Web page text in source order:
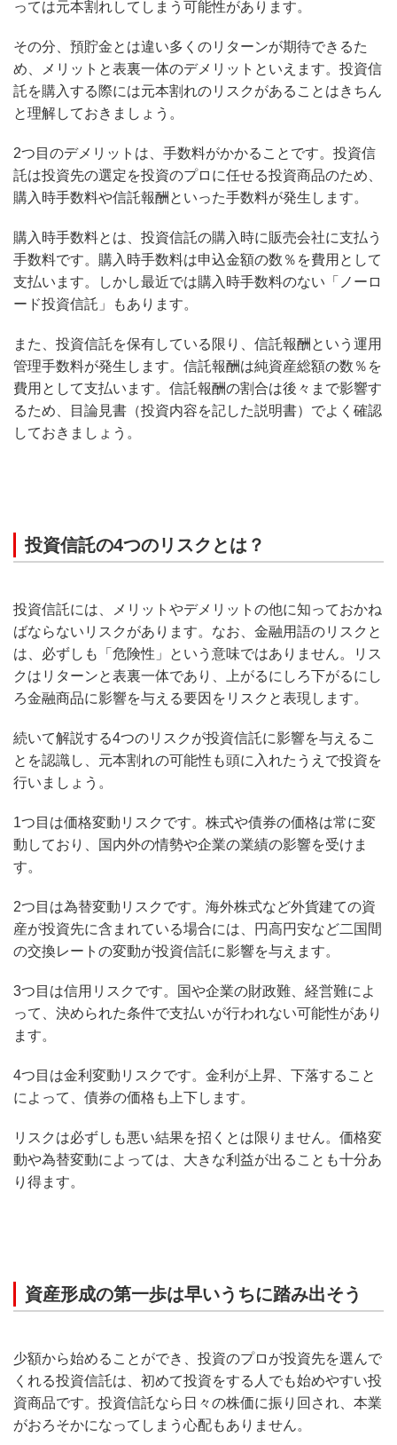
っては元本割れしてしまう可能性があります。
その分、預貯金とは違い多くのリターンが期待できるた
め、メリットと表裏一体のデメリットといえます。投資信
託を購入する際には元本割れのリスクがあることはきちん
と理解しておきましょう。
2つ目のデメリットは、手数料がかかることです。投資信
託は投資先の選定を投資のプロに任せる投資商品のため、
購入時手数料や信託報酬といった手数料が発生します。
購入時手数料とは、投資信託の購入時に販売会社に支払う
手数料です。購入時手数料は申込金額の数％を費用として
支払います。しかし最近では購入時手数料のない「ノーロ
ード投資信託」もあります。
また、投資信託を保有している限り、信託報酬という運用
管理手数料が発生します。信託報酬は純資産総額の数％を
費用として支払います。信託報酬の割合は後々まで影響す
るため、目論見書（投資内容を記した説明書）でよく確認
しておきましょう。
投資信託の4つのリスクとは？
投資信託には、メリットやデメリットの他に知っておかね
ばならないリスクがあります。なお、金融用語のリスクと
は、必ずしも「危険性」という意味ではありません。リス
クはリターンと表裏一体であり、上がるにしろ下がるにし
ろ金融商品に影響を与える要因をリスクと表現します。
続いて解説する4つのリスクが投資信託に影響を与えるこ
とを認識し、元本割れの可能性も頭に入れたうえで投資を
行いましょう。
1つ目は価格変動リスクです。株式や債券の価格は常に変
動しており、国内外の情勢や企業の業績の影響を受けま
す。
2つ目は為替変動リスクです。海外株式など外貨建ての資
産が投資先に含まれている場合には、円高円安など二国間
の交換レートの変動が投資信託に影響を与えます。
3つ目は信用リスクです。国や企業の財政難、経営難によ
って、決められた条件で支払いが行われない可能性があり
ます。
4つ目は金利変動リスクです。金利が上昇、下落すること
によって、債券の価格も上下します。
リスクは必ずしも悪い結果を招くとは限りません。価格変
動や為替変動によっては、大きな利益が出ることも十分あ
り得ます。
資産形成の第一歩は早いうちに踏み出そう
少額から始めることができ、投資のプロが投資先を選んで
くれる投資信託は、初めて投資をする人でも始めやすい投
資商品です。投資信託なら日々の株価に振り回され、本業
がおろそかになってしまう心配もありません。